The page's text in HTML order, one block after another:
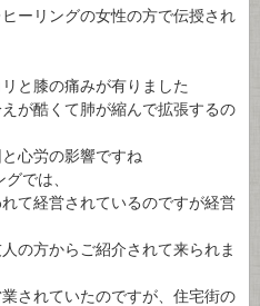
ーリングの女性の方で伝授され
と膝の痛みが有りました
が酷くて肺が縮んで拡張するの
心労の影響ですね
では、
て経営されているのですが経営
の方からご紹介されて来られま
されていたのですが、住宅街の